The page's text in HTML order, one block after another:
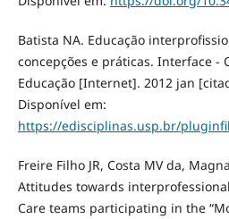
Batista NA. Educação
concepções e práticas. Interface -
Educação [Internet]. 2012 jan
Disponível em:
https://edisciplinas.usp.br/
Freire Filho JR, Costa MV da,
Attitudes towards
Care teams participating in the